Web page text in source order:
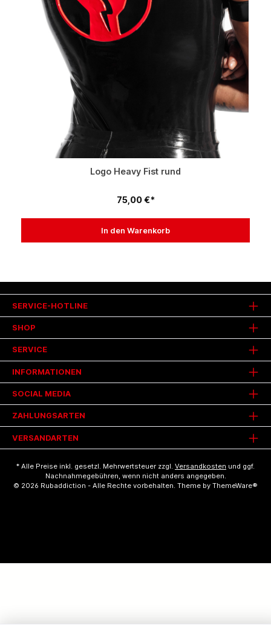
Logo Heavy Fist rund
75,00 €*
In den Warenkorb
SHOP
SERVICE
INFORMATIONEN
SERVICE-HOTLINE
SOCIAL MEDIA
ZAHLUNGSARTEN
VERSANDARTEN
* Alle Preise inkl. gesetzl. Mehrwertsteuer zzgl. Versandkosten und ggf.
Nachnahmegebühren, wenn nicht anders angegeben.
© 2026 Rubaddiction - Alle Rechte vorbehalten. Theme by ThemeWare®